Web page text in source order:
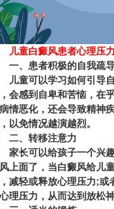
白癜风患者心理压力
患者积极的自我疏
可以学习如何引导自
会感到自卑和苦恼，在
情恶化，还会导致精神
以免情况越演越烈。
、转移注意力
可以给孩子一个兴趣
上面了，当白癜风给儿
减轻或释放心理压力;或
理压力，从而达到放松